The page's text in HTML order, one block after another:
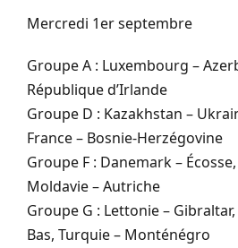
Mercredi 1er septembre
Groupe A : Luxembourg –
République d’Irlande
Groupe D : Kazakhstan –
France – Bosnie-Herzégovine
Groupe F : Danemark –
Moldavie – Autriche
Groupe G : Lettonie –
Bas, Turquie – Monténégro